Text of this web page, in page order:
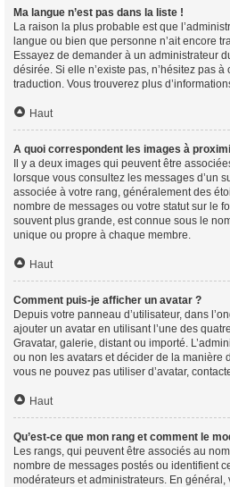
Ma langue n’est pas dans la liste !
La raison la plus probable est que
langue ou bien que personne n’ait encore
Essayez de demander à un administrateur
désirée. Si elle n’existe pas, n’hésitez pas
traduction. Vous trouverez plus
Haut
A quoi correspondent les images à
Il y a deux images qui peuvent être
lorsque vous consultez les messages d’un
associée à votre rang, généralement des
nombre de messages ou votre statut sur le
souvent plus grande, est connue sous le
unique ou propre à chaque membre.
Haut
Comment puis-je afficher un avatar ?
Depuis votre panneau d’utilisateur, dans
ajouter un avatar en utilisant l’une des
Gravatar, galerie, distant ou importé.
ou non les avatars et décider de la manière
vous ne pouvez pas utiliser d’avatar,
Haut
Qu’est-ce que mon rang et comment le
Les rangs, qui peuvent être associés au
nombre de messages postés ou identifient
modérateurs et administrateurs. En